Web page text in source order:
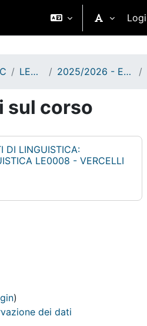
Corsi di Laurea LETTERE - VERCELLI - II e III anno 2025/2026 - ELEMENTI DI LINGUISTICA: FONDAMENTI DI LINGUISTICA LE0008 - VERCELLI
sul corso
LINGUISTICA:
LE0008 - VERCELLI
)
dei dati